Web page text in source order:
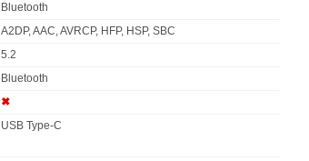
Bluetooth
A2DP, AAC, AVRCP, HFP, HSP, SBC
5.2
Bluetooth
✖︎
USB Type-C